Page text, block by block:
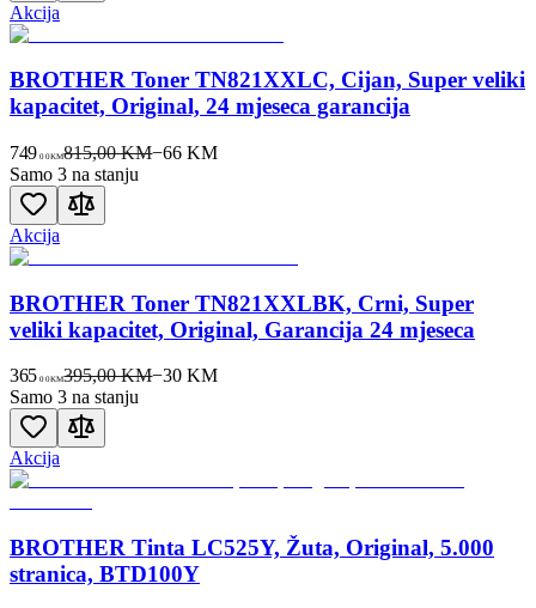
Akcija
BROTHER Toner TN821XXLC, Cijan, Super veliki
kapacitet, Original, 24 mjeseca garancija
749 00KM815,00 KM−66 KM
Samo 3 na stanju
Akcija
BROTHER Toner TN821XXLBK, Crni, Super
veliki kapacitet, Original, Garancija 24 mjeseca
365 00KM395,00 KM−30 KM
Samo 3 na stanju
Akcija
BROTHER Tinta LC525Y, Žuta, Original, 5.000
stranica, BTD100Y